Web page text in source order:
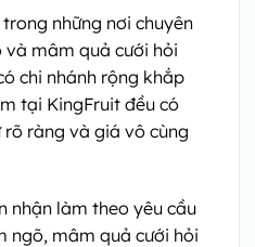
những nơi chuyên
mâm quả cưới hỏi
chi nhánh rộng khắp
tại KingFruit đều có
ràng và giá vô cùng
nhận làm theo yêu cầu
ngõ, mâm quả cưới hỏi